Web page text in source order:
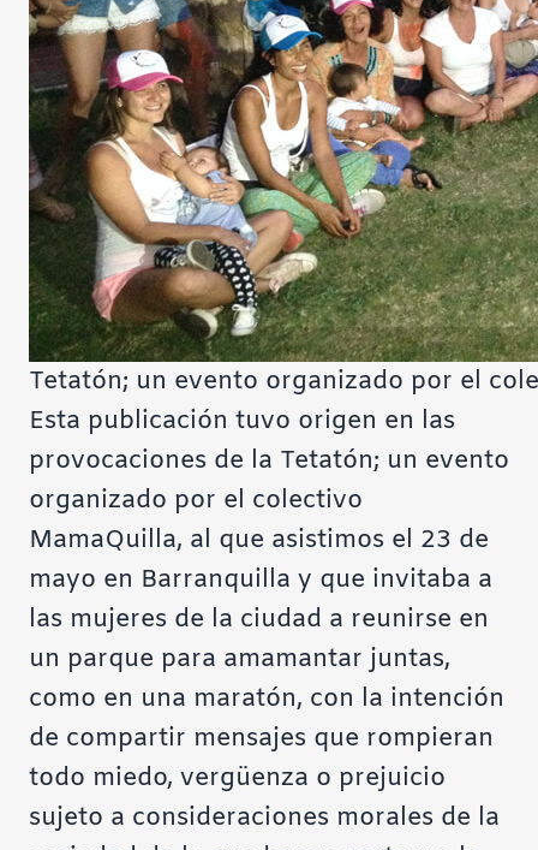
Tetatón; un evento organizado por el
Esta publicación tuvo origen en las
provocaciones de la Tetatón; un evento
organizado por el colectivo
MamaQuilla, al que asistimos el 23 de
mayo en Barranquilla y que invitaba a
las mujeres de la ciudad a reunirse en
un parque para amamantar juntas,
como en una maratón, con la intención
de compartir mensajes que rompieran
todo miedo, vergüenza o prejuicio
sujeto a consideraciones morales de la